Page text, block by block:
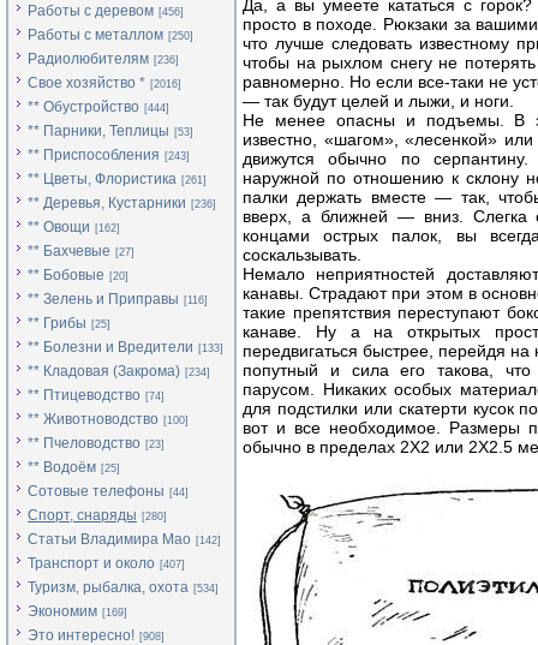
Работы с деревом [456]
Работы с металлом [250]
Радиолюбителям [236]
Свое хозяйство * [2016]
** Обустройство [444]
** Парники, Теплицы [53]
** Приспособления [243]
** Цветы, Флористика [261]
** Деревья, Кустарники [236]
** Овощи [162]
** Бахчевые [27]
** Бобовые [20]
** Зелень и Приправы [116]
** Грибы [25]
** Болезни и Вредители [133]
** Кладовая (Закрома) [234]
** Птицеводство [74]
** Животноводство [100]
** Пчеловодство [23]
** Водоём [25]
Сотовые телефоны [44]
Спорт, снаряды [280]
Статьи Владимира Мао [142]
Транспорт и около [407]
Туризм, рыбалка, охота [534]
Экономим [169]
Это интересно! [908]
Да, а вы умеете кататься с
просто в походе. Рюкзаки за
что лучше следовать известному
чтобы на рыхлом снегу не
равномерно. Но если все-таки не
— так будут целей и лыжи, и ноги.
Не менее опасны и подъемы. В
известно, «шагом», «лесенкой»
движутся обычно по
наружной по отношению к склону
палки держать вместе — так,
вверх, а ближней — вниз. Слегка
концами острых палок, вы
соскальзывать.
Немало неприятностей
канавы. Страдают при этом в
такие препятствия переступают
канаве. Ну а на открытых
передвигаться быстрее, перейдя
попутный и сила его такова, что
парусом. Никаких особых
для подстилки или скатерти
вот и все необходимое. Размеры
обычно в пределах 2X2 или 2X2.5